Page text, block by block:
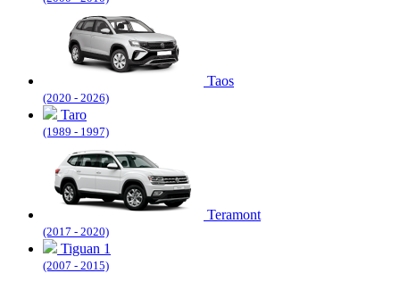
Taos
(2020 - 2026)
Taro
(1989 - 1997)
Teramont
(2017 - 2020)
Tiguan 1
(2007 - 2015)